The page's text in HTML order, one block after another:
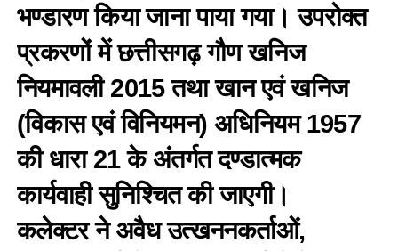
भण्डारण किया जाना पाया गया। उपरोक्त
प्रकरणों में छत्तीसगढ़ गौण खनिज
नियमावली 2015 तथा खान एवं खनिज
(विकास एवं विनियमन) अधिनियम 1957
की धारा 21 के अंतर्गत दण्डात्मक
कार्यवाही सुनिश्चित की जाएगी।
कलेक्टर ने अवैध उत्खननकर्ताओं,